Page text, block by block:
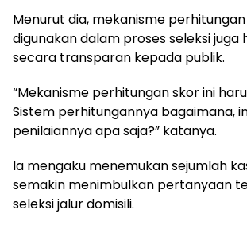
Menurut dia, mekanisme
digunakan dalam proses seleksi juga
secara transparan kepada publik.
“Mekanisme perhitungan skor ini
Sistem perhitungannya bagaimana,
penilaiannya apa saja?” katanya.
Ia mengaku menemukan sejumlah
semakin menimbulkan pertanyaan
seleksi jalur domisili.